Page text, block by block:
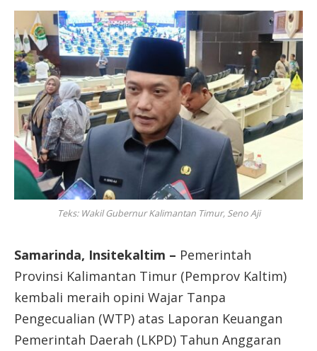
Teks: Wakil Gubernur Kalimantan Timur, Seno Aji
Samarinda, Insitekaltim – Pemerintah
Provinsi Kalimantan Timur (Pemprov Kaltim)
kembali meraih opini Wajar Tanpa
Pengecualian (WTP) atas Laporan Keuangan
Pemerintah Daerah (LKPD) Tahun Anggaran